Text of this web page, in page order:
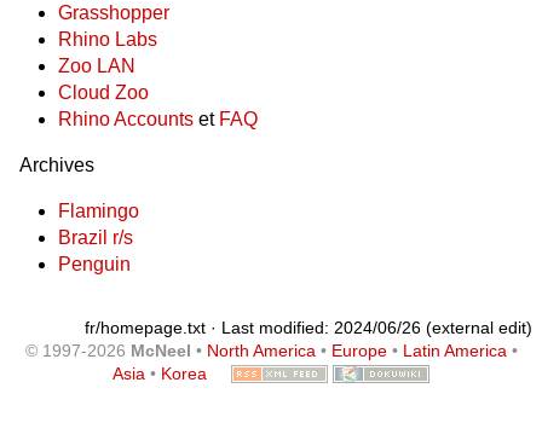
Grasshopper
Rhino Labs
Zoo LAN
Cloud Zoo
Rhino Accounts et FAQ
Archives
Flamingo
Brazil r/s
Penguin
fr/homepage.txt · Last modified: 2024/06/26 (external edit)
© 1997-2026 McNeel • North America • Europe• Latin America •
Asia • Korea